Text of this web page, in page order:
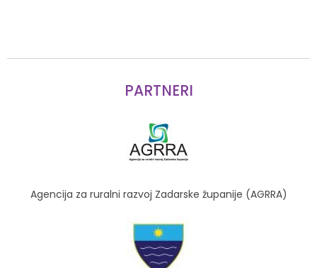
PARTNERI
Agencija za ruralni razvoj Zadarske županije (AGRRA)